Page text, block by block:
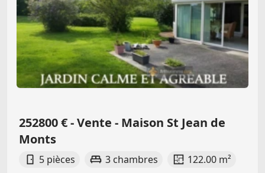
252800 € - Vente - Maison St Jean de
Monts
5 pièces 3 chambres
122.00 m²